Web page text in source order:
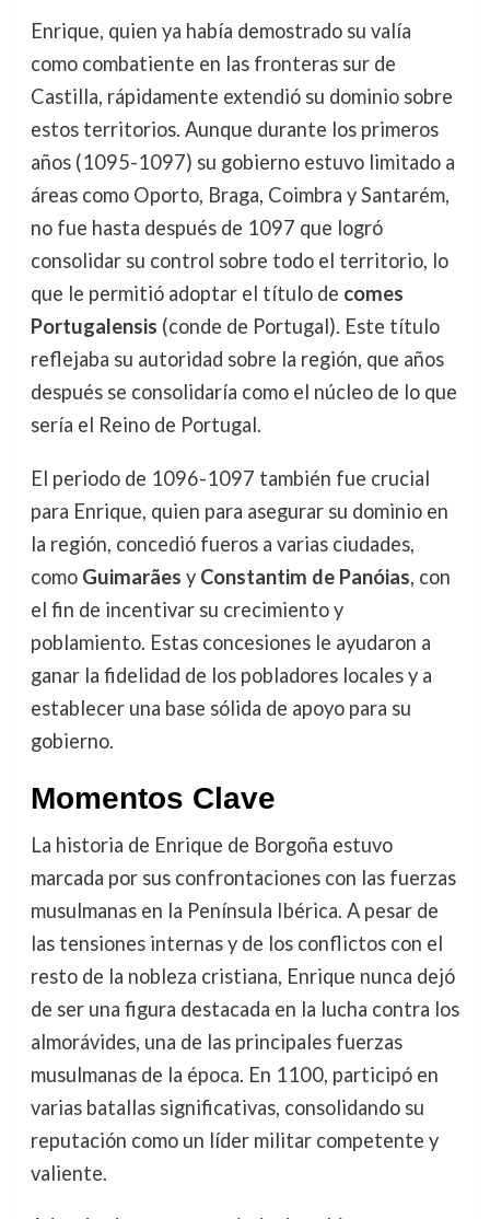
Enrique, quien ya había demostrado su valía
como combatiente en las fronteras sur de
Castilla, rápidamente extendió su dominio sobre
estos territorios. Aunque durante los primeros
años (1095-1097) su gobierno estuvo limitado a
áreas como Oporto, Braga, Coimbra y Santarém,
no fue hasta después de 1097 que logró
consolidar su control sobre todo el territorio, lo
que le permitió adoptar el título de comes
Portugalensis (conde de Portugal). Este título
reflejaba su autoridad sobre la región, que años
después se consolidaría como el núcleo de lo que
sería el Reino de Portugal.
El periodo de 1096-1097 también fue crucial
para Enrique, quien para asegurar su dominio en
la región, concedió fueros a varias ciudades,
como Guimarães y Constantim de Panóias, con
el fin de incentivar su crecimiento y
poblamiento. Estas concesiones le ayudaron a
ganar la fidelidad de los pobladores locales y a
establecer una base sólida de apoyo para su
gobierno.
Momentos Clave
La historia de Enrique de Borgoña estuvo
marcada por sus confrontaciones con las fuerzas
musulmanas en la Península Ibérica. A pesar de
las tensiones internas y de los conflictos con el
resto de la nobleza cristiana, Enrique nunca dejó
de ser una figura destacada en la lucha contra los
almorávides, una de las principales fuerzas
musulmanas de la época. En 1100, participó en
varias batallas significativas, consolidando su
reputación como un líder militar competente y
valiente.